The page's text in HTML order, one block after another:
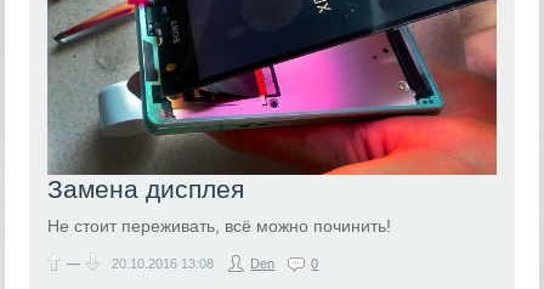
Замена дисплея
Не стоит переживать, всё можно починить!
— 20.10.2016 13:08 Den 0